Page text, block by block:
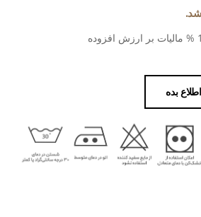
قیمت ها با احتساب 10 % مالیات بر ارزش افزوده
بده